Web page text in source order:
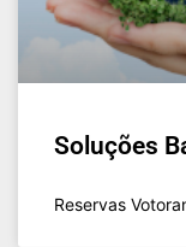
Soluções
Reservas